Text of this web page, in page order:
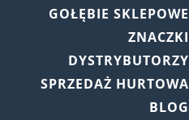
GOŁĘBIE SKLEPOWE
ZNACZKI
DYSTRYBUTORZY
SPRZEDAŻ HURTOWA
BLOG